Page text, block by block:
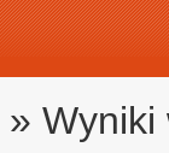
» Wyniki